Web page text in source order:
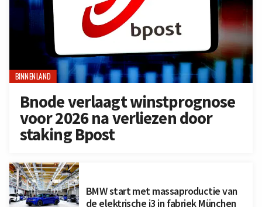
BINNENLAND
Bnode verlaagt winstprognose
voor 2026 na verliezen door
staking Bpost
BMW start met massaproductie van
de elektrische i3 in fabriek München